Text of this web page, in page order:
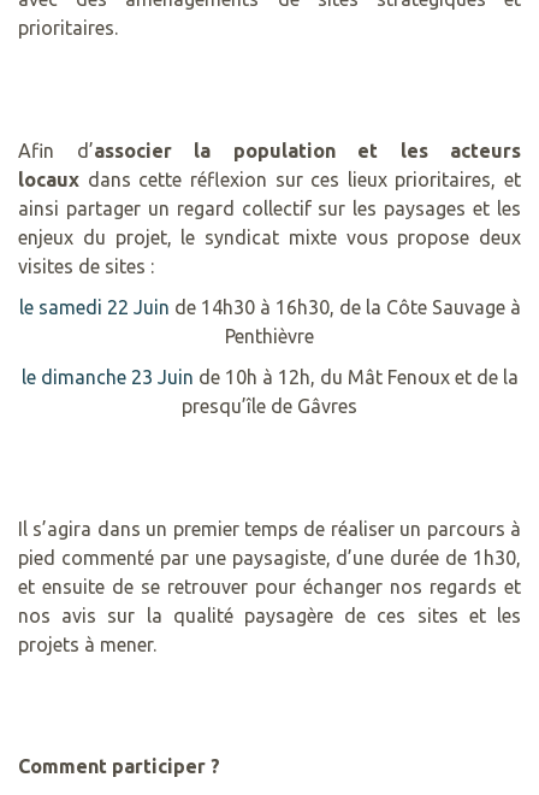
prioritaires.
Afin d’associer la population et les acteurs
locaux dans cette réflexion sur ces lieux prioritaires, et
ainsi partager un regard collectif sur les paysages et les
enjeux du projet, le syndicat mixte vous propose deux
visites de sites :
le samedi 22 Juin de 14h30 à 16h30, de la Côte Sauvage à
Penthièvre
le dimanche 23 Juin de 10h à 12h, du Mât Fenoux et de la
presqu’île de Gâvres
Il s’agira dans un premier temps de réaliser un parcours à
pied commenté par une paysagiste, d’une durée de 1h30,
et ensuite de se retrouver pour échanger nos regards et
nos avis sur la qualité paysagère de ces sites et les
projets à mener.
Comment participer ?